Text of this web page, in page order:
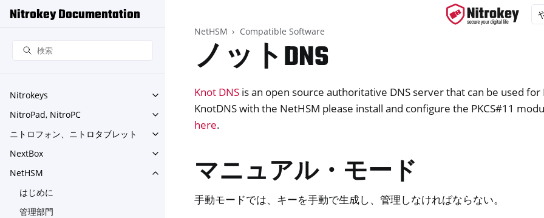
Nitrokey Documentation
Nitrokeys
Toggle navigation of Nitrokeys
NitroPad, NitroPC
Toggle navigation of NitroPad, NitroPC
ニトロフォン、ニトロタブレット
Toggle navigation of ニトロフォン、ニトロタブレット
NextBox
Toggle navigation of NextBox
NetHSM
Toggle navigation of NetHSM
はじめに
管理部門
NetHSM Compatible Software
ノットDNS
Knot DNS is an open source authoritative DNS server that can be used for
KnotDNS with the NetHSM please install and configure the PKCS#11
here.
マニュアル・モード
手動モードでは、キーを手動で生成し、管理しなければならない。